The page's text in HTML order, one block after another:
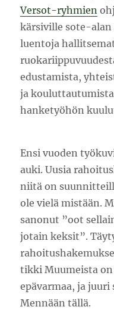
Versot-ryhmien
kärsiville sote-
luentoja
edustamista,
ja
hanketyöhön
Ensi vuoden
auki. Uusia
niitä on
ole vielä mistään.
sanonut ”oot
jotain keksit”.
tikki Muumeista
epävarmaa, ja
Mennään tällä.